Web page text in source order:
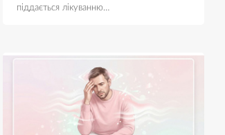
піддається лікуванню…